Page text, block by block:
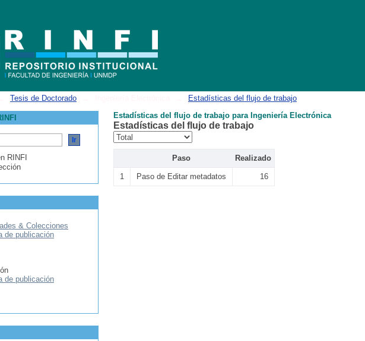
Tesis de Doctorado
Estadísticas del flujo de trabajo
Estadísticas del flujo de trabajo para Ingeniería Electrónica
Estadísticas del flujo de trabajo
Paso Realizado
1 Paso de Editar metadatos 16
RINFI
& Colecciones
de publicación
de publicación